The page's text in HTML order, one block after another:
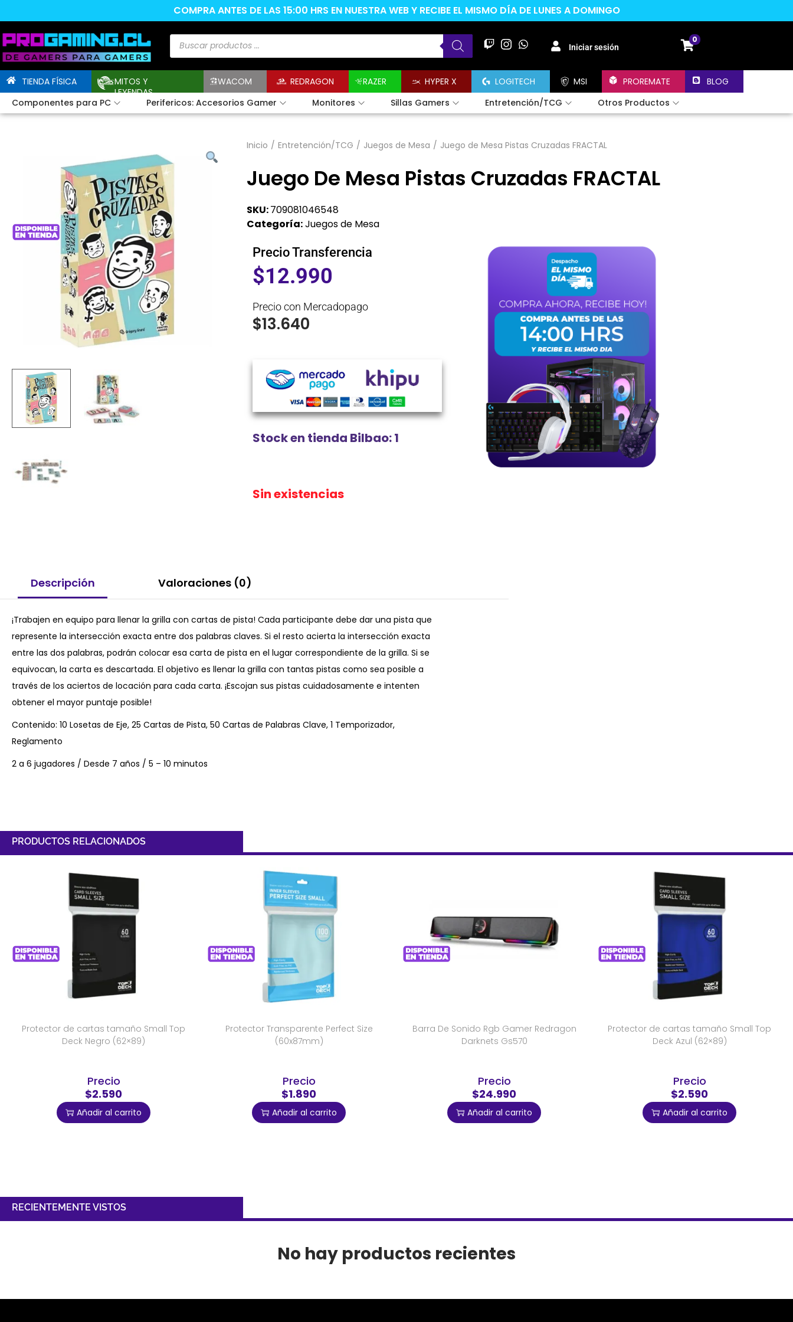
COMPRA ANTES DE LAS 15:00 HRS EN NUESTRA WEB Y RECIBE EL MISMO DÍA DE LUNES A DOMINGO
Iniciar sesión
0
TIENDA FÍSICA
MITOS Y
LEYENDAS
WACOM REDRAGON RAZER HYPER X LOGITECH MSI PROREMATE
BLOG
Componentes para PC
Perifericos: Accesorios Gamer Monitores Sillas Gamers Entretención/TCG Otros Productos
Inicio / Entretención/TCG / Juegos de Mesa / Juego de Mesa Pistas Cruzadas FRACTAL
Juego De Mesa Pistas Cruzadas FRACTAL
SKU:709081046548
Categoría:Juegos de Mesa
Precio Transferencia
$12.990
Precio con Mercadopago
$13.640
Stock en tienda Bilbao: 1
Sin existencias
Descripción Valoraciones (0)
¡Trabajen en equipo para llenar la grilla con cartas de pista! Cada participante debe dar una pista que
represente la intersección exacta entre dos palabras claves. Si el resto acierta la intersección exacta
entre las dos palabras, podrán colocar esa carta de pista en el lugar correspondiente de la grilla. Si se
equivocan, la carta es descartada. El objetivo es llenar la grilla con tantas pistas como sea posible a
través de los aciertos de locación para cada carta. ¡Escojan sus pistas cuidadosamente e intenten
obtener el mayor puntaje posible!
Contenido: 10 Losetas de Eje, 25 Cartas de Pista, 50 Cartas de Palabras Clave, 1 Temporizador,
Reglamento
2 a 6 jugadores / Desde 7 años / 5 – 10 minutos
PRODUCTOS RELACIONADOS
Protector de cartas tamaño Small Top
Deck Negro (62×89)
Precio
$2.590
Añadir al carrito
Protector Transparente Perfect Size
(60x87mm)
Precio
$1.890
Añadir al carrito
Barra De Sonido Rgb Gamer Redragon
Darknets Gs570
Precio
$24.990
Añadir al carrito
Protector de cartas tamaño Small Top
Deck Azul (62×89)
Precio
$2.590
Añadir al carrito
RECIENTEMENTE VISTOS
No hay productos recientes